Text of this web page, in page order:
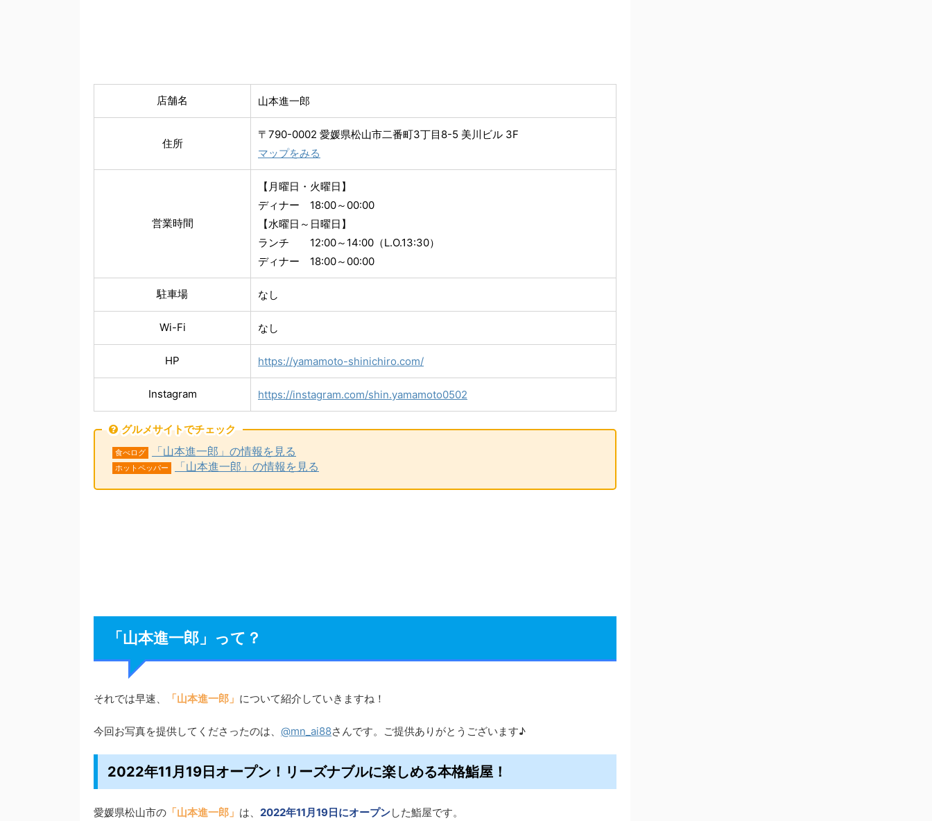
店舗名 山本進一郎
住所
〒790-0002 愛媛県松山市二番町3丁目8-5 美川ビル 3F
マップをみる
営業時間
【月曜日・火曜日】
ディナー 18:00～00:00
【水曜日～日曜日】
ランチ 12:00～14:00（L.O.13:30）
ディナー 18:00～00:00
駐車場 なし
Wi-Fi なし
HP https://yamamoto-shinichiro.com/
Instagram https://instagram.com/shin.yamamoto0502
グルメサイトでチェック
食べログ 「山本進一郎」の情報を見る
ホットペッパー 「山本進一郎」の情報を見る
「山本進一郎」って？
それでは早速、 「山本進一郎」 について紹介していきますね！
今回お写真を提供してくださったのは、 @mn_ai88さんです。ご提供ありがとうございます♪
2022年11月19日オープン！リーズナブルに楽しめる本格鮨屋！
愛媛県松山市の 「山本進一郎」 は、 2022年11月19日にオープンした鮨屋です。